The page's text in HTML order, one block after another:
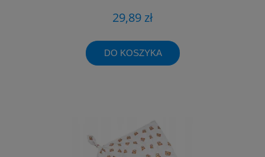
29,89 zł
DO KOSZYKA